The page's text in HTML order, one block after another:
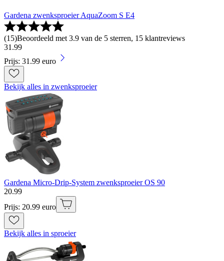
Gardena zwenksproeier AquaZoom S E4
(15)Beoordeeld met 3.9 van de 5 sterren, 15 klantreviews
31 .99
Prijs: 31.99 euro
Bekijk alles in zwenksproeier
Gardena Micro-Drip-System zwenksproeier OS 90
20.99
Prijs: 20.99 euro
Bekijk alles in sproeier